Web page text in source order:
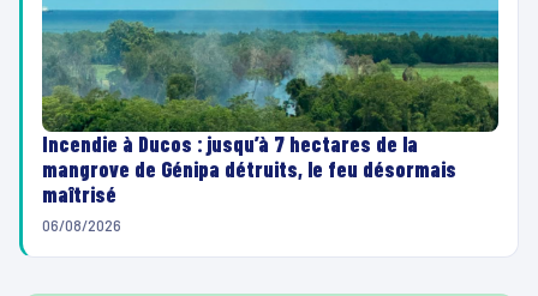
Incendie à Ducos : jusqu’à 7 hectares de la
mangrove de Génipa détruits, le feu désormais
maîtrisé
06/08/2026